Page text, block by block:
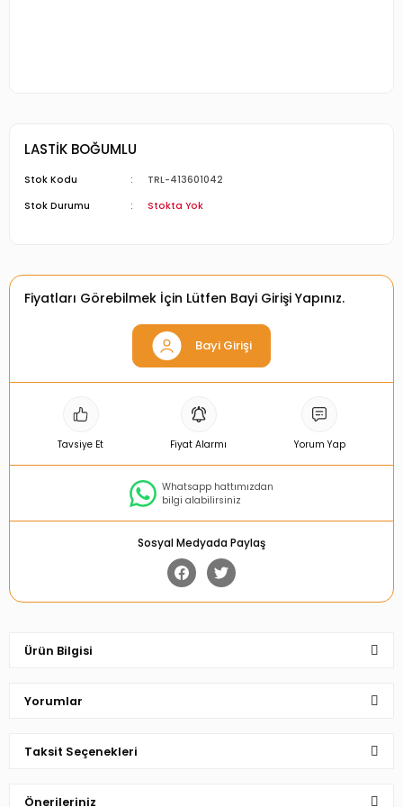
LASTİK BOĞUMLU
Stok Kodu
TRL-413601042
Stok Durumu
Stokta Yok
Fiyatları Görebilmek İçin Lütfen Bayi Girişi Yapınız.
Bayi Girişi
Tavsiye Et Fiyat Alarmı Yorum Yap
Whatsapp hattımızdan
bilgi alabilirsiniz
Sosyal Medyada Paylaş
Ürün Bilgisi
Yorumlar
Taksit Seçenekleri
Önerileriniz